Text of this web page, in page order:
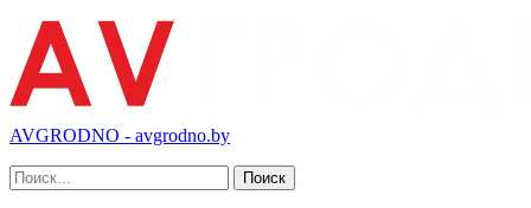
AVGRODNO - avgrodno.by